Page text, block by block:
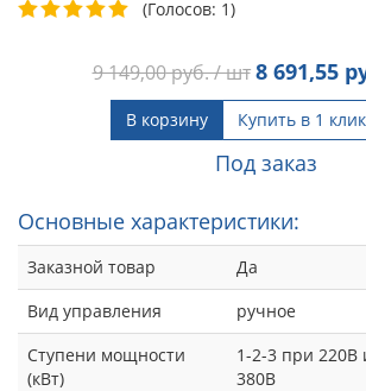
(Голосов: 1)
9 149,00руб. / шт 8 691,55
В корзину Купить в 1 клик
Под заказ
Основные характеристики:
Заказной товар
Да
Вид управления
ручное
Ступени мощности
(кВт)
1-2-3 при 220В
380В